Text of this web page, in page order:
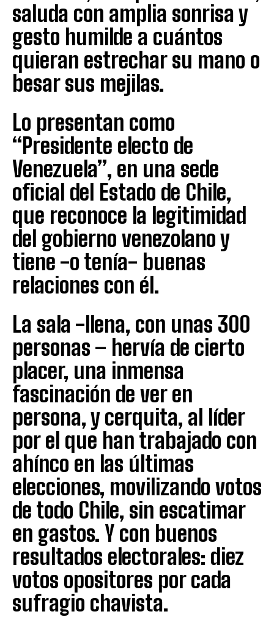
saluda con amplia sonrisa y
gesto humilde a cuántos
quieran estrechar su mano o
besar sus mejilas.
Lo presentan como
“Presidente electo de
Venezuela”, en una sede
oficial del Estado de Chile,
que reconoce la legitimidad
del gobierno venezolano y
tiene -o tenía- buenas
relaciones con él.
La sala -llena, con unas 300
personas – hervía de cierto
placer, una inmensa
fascinación de ver en
persona, y cerquita, al líder
por el que han trabajado con
ahínco en las últimas
elecciones, movilizando votos
de todo Chile, sin escatimar
en gastos. Y con buenos
resultados electorales: diez
votos opositores por cada
sufragio chavista.